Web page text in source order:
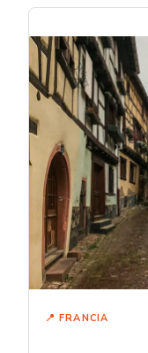
📍 FRANCIA